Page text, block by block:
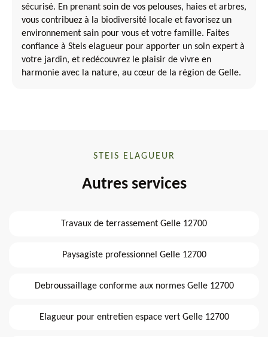
sécurisé. En prenant soin de vos pelouses, haies et arbres,
vous contribuez à la biodiversité locale et favorisez un
environnement sain pour vous et votre famille. Faites
confiance à Steis elagueur pour apporter un soin expert à
votre jardin, et redécouvrez le plaisir de vivre en
harmonie avec la nature, au cœur de la région de Gelle.
STEIS ELAGUEUR
Autres services
Travaux de terrassement Gelle 12700
Paysagiste professionnel Gelle 12700
Debroussaillage conforme aux normes Gelle 12700
Elagueur pour entretien espace vert Gelle 12700